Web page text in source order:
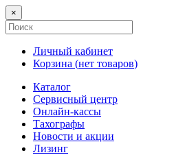
×
Личный кабинет
Корзина (нет товаров)
Каталог
Сервисный центр
Онлайн-кассы
Тахографы
Новости и акции
Лизинг